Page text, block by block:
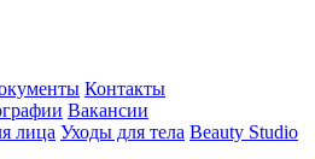
Контакты
Вакансии
лица Уходы для тела Beauty Studio